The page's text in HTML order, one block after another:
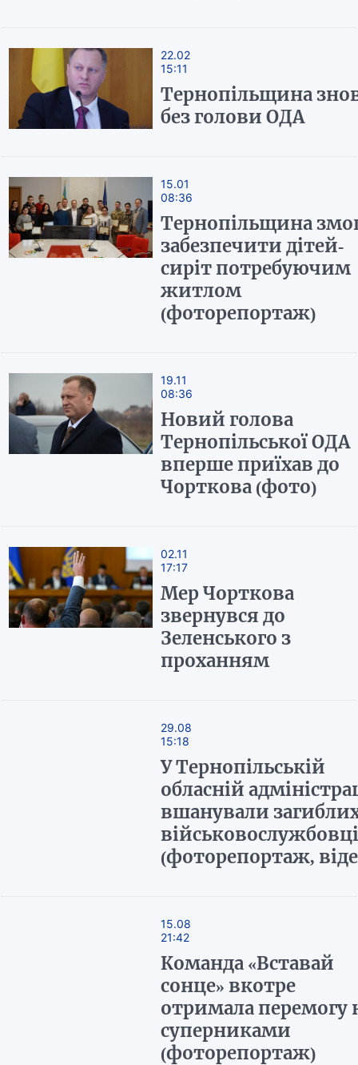
22.02
15:11
Тернопільщина
без голови ОДА
15.01
08:36
Тернопільщина
забезпечити дітей-
сиріт потребуючим
житлом
(фоторепортаж)
19.11
08:36
Новий голова
Тернопільської ОДА
вперше приїхав до
Чорткова (фото)
02.11
17:17
Мер Чорткова
звернувся до
Зеленського з
проханням
29.08
15:18
У Тернопільській
обласній
вшанували
(фоторепортаж,
15.08
21:42
Команда «Вставай
сонце» вкотре
отримала перемогу
суперниками
(фоторепортаж)